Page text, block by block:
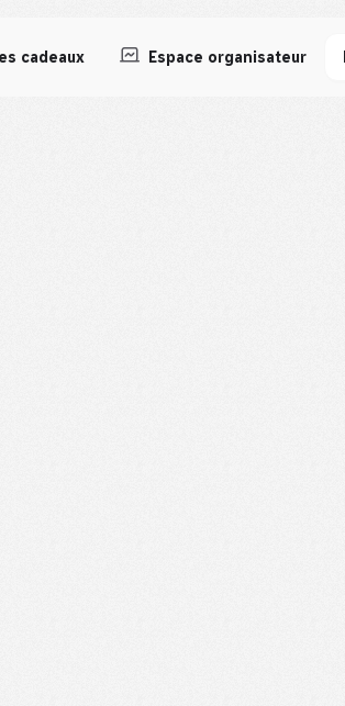
cadeaux Espace organisateur